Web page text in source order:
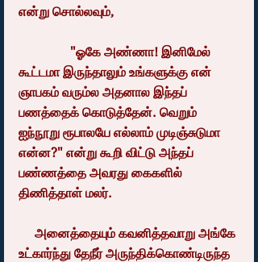
என்று சொல்லவும்,
கூட்டமா இருந்தாலும் உங்களுக்கு என்
ஞாபகம் வரும்ல அதனால இந்தப்
பணத்தைக் கொடுத்தேன். வெறும்
ஐந்நூறு ரூபாலயே எல்லாம் முடிஞ்சுடுமா
என்ன?" என்று கூறி விட்டு அந்தப்
பண்ணத்தை அவரது கைகளில்
திணித்தாள் மலர்.
உட்கார்ந்து தேநீர் அருந்திக்கொண்டிருந்த